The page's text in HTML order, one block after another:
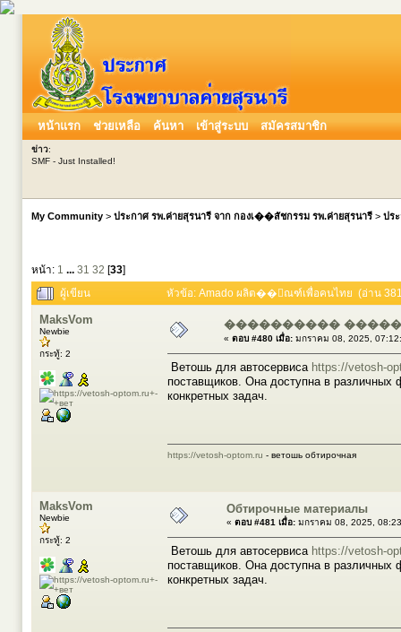
หน้าแรก ช่วยเหลือ ค้นหา เข้าสู่ระบบ สมัครสมาชิก
ข่าว:
SMF - Just Installed!
My Community > ประกาศ รพ.ค่ายสุรนารี จาก กองเ��สัชกรรม รพ.ค่ายสุรนารี > ปร
หน้า: 1 ... 31 32 [33]
ผู้เขียน
หัวข้อ: Amado ผลิต��ัณฑ์เพื่อคนไทย (อ่าน
MaksVom
Newbie
กระทู้: 2
����������
« ตอบ #480 เมื่อ: มกราคม 08, 2025,
Ветошь для автосервиса https://vetosh-
поставщиков. Она доступна в различных
конкретных задач.
https://vetosh-optom.ru - ветошь обтирочная
MaksVom
Newbie
กระทู้: 2
Обтирочные материалы
« ตอบ #481 เมื่อ: มกราคม 08, 2025,
Ветошь для автосервиса https://vetosh-
поставщиков. Она доступна в различных
конкретных задач.